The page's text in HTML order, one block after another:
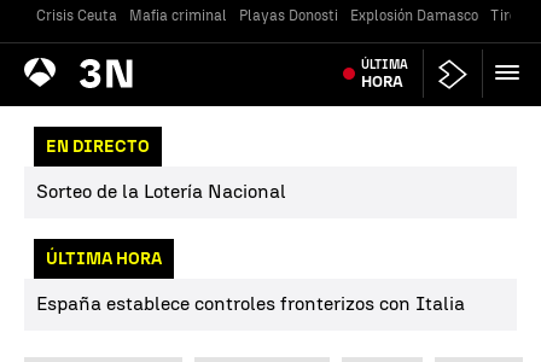
Crisis Ceuta Mafia criminal Playas Donosti Explosión Damasco Tiroteo
Antena
3 Noticias ÚLTIMA
HORA
EN DIRECTO
Sorteo de la Lotería Nacional
ÚLTIMA HORA
España establece controles fronterizos con Italia